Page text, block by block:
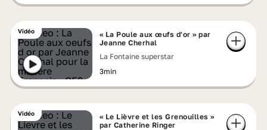
Vidéo
« La Poule aux œufs d'or » par
Jeanne Cherhal
La Fontaine superstar
3min
Vidéo
« Le Lièvre et les Grenouilles »
par Catherine Ringer